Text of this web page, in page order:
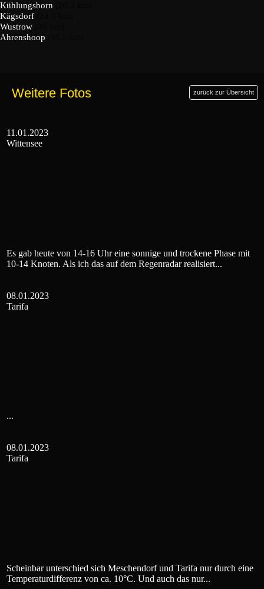
Kühlungsborn
Kägsdorf
Wustrow
Ahrenshoop
Weitere Fotos zurück zur Übersicht
11.01.2023
Wittensee
Es gab heute von 14-16 Uhr eine sonnige und trockene Phase mit
10-14 Knoten. Als ich das auf dem Regenradar realisiert...
08.01.2023
Tarifa
...
08.01.2023
Tarifa
Scheinbar unterschied sich Meschendorf und Tarifa nur durch eine
Temperaturdifferenz von ca. 10°C. Und auch das nur...